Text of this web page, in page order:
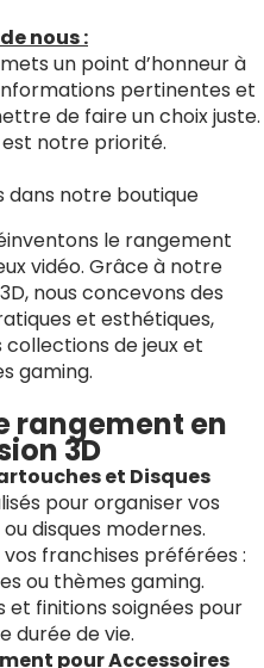
nous :
un point d’honneur à
pertinentes et
de faire un choix juste.
notre priorité.
dans notre boutique
le rangement
vidéo. Grâce à notre
nous concevons des
et esthétiques,
de jeux et
gaming.
rangement en
3D
et Disques
pour organiser vos
disques modernes.
franchises préférées :
ou thèmes gaming.
finitions soignées pour
durée de vie.
pour Accessoires